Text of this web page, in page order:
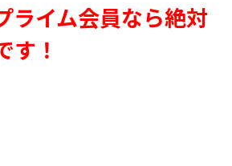
ライム会員なら絶対
す！